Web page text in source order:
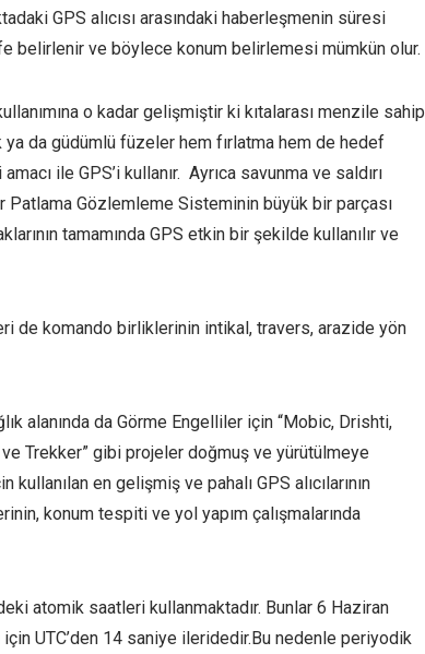
GPS alıcısı arasındaki haberleşmenin süresi
belirlenir ve böylece konum belirlemesi mümkün olur.
o kadar gelişmiştir ki kıtalarası menzile sahip
da güdümlü füzeler hem fırlatma hem de hedef
ile GPS’i kullanır. Ayrıca savunma ve saldırı
Patlama Gözlemleme Sisteminin büyük bir parçası
tamamında GPS etkin bir şekilde kullanılır ve
de komando birliklerinin intikal, travers, arazide yön
alanında da Görme Engelliler için “Mobic, Drishti,
Trekker” gibi projeler doğmuş ve yürütülmeye
en gelişmiş ve pahalı GPS alıcılarının
konum tespiti ve yol yapım çalışmalarında
atomik saatleri kullanmaktadır. Bunlar 6 Haziran
için UTC’den 14 saniye ileridedir.Bu nedenle periyodik